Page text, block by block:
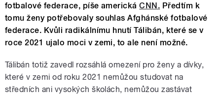
fotbalové federace, píše americkáCNN. Předtím k
tomu ženy potřebovaly souhlas Afghánské fotbalové
federace. Kvůli radikálnímu hnutí Tálibán, které se v
roce 2021 ujalo moci v zemi, to ale není možné.
Tálibán totiž zavedl rozsáhlá omezení pro ženy a dívky,
které v zemi od roku 2021 nemůžou studovat na
středních ani vysokých školách, nemůžou zastávat